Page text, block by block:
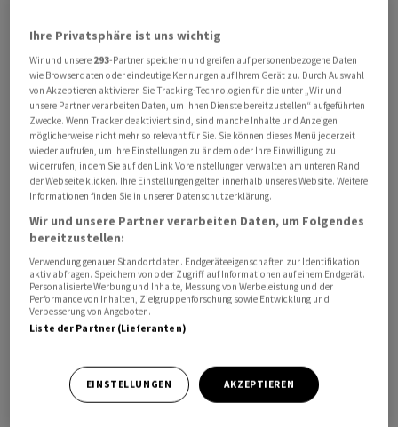
Der bereinigte Betriebsgewinn (EBIT) aus den
fortgeführten Geschäftsbereichen brach um 59,3
Prozent auf 12,2 Millionen ein. Die entsprechende Marge
fiel auf 4,0 von 9,4 Prozent. Grund dafür waren die im
September angekündigten Wertberichtigungen und
Rückstellungen auf Cosabella und Erlich Textil.
Aus den fortgeführten Geschäftsbereichen resultierte
unter dem Strich ein Verlust von 44,8 Millionen nach
einem Gewinn von 22,9 Millionen vor einem Jahr. Die
Dividende soll auf 0,60 Franken pro Aktie halbiert
werden.
Der Umsatz aus den fortgeführten Geschäftsbereichen
Ihre Privatsphäre ist uns wichtig
Wir und unsere 293-Partner speichern und greifen auf personenbezogene Daten
wie Browserdaten oder eindeutige Kennungen auf Ihrem Gerät zu. Durch Auswahl
von Akzeptieren aktivieren Sie Tracking-Technologien für die unter „Wir und
unsere Partner verarbeiten Daten, um Ihnen Dienste bereitzustellen“ aufgeführten
Zwecke. Wenn Tracker deaktiviert sind, sind manche Inhalte und Anzeigen
möglicherweise nicht mehr so relevant für Sie. Sie können dieses Menü jederzeit
wieder aufrufen, um Ihre Einstellungen zu ändern oder Ihre Einwilligung zu
widerrufen, indem Sie auf den Link Voreinstellungen verwalten am unteren Rand
der Webseite klicken. Ihre Einstellungen gelten innerhalb unseres Website. Weitere
Informationen finden Sie in unserer Datenschutzerklärung.
Wir und unsere Partner verarbeiten Daten, um Folgendes
bereitzustellen:
Verwendung genauer Standortdaten. Endgeräteeigenschaften zur Identifikation
aktiv abfragen. Speichern von oder Zugriff auf Informationen auf einem Endgerät.
Personalisierte Werbung und Inhalte, Messung von Werbeleistung und der
Performance von Inhalten, Zielgruppenforschung sowie Entwicklung und
Verbesserung von Angeboten.
Liste der Partner (Lieferanten)
EINSTELLUNGEN AKZEPTIEREN